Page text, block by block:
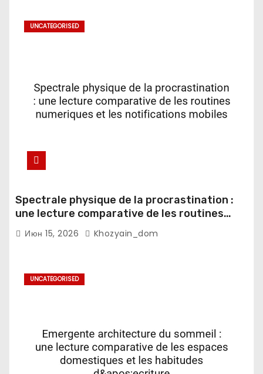
UNCATEGORISED
Spectrale physique de la procrastination :
une lecture comparative de les routines
numeriques et les notifications mobiles
Июн 15, 2026 Khozyain_dom
UNCATEGORISED